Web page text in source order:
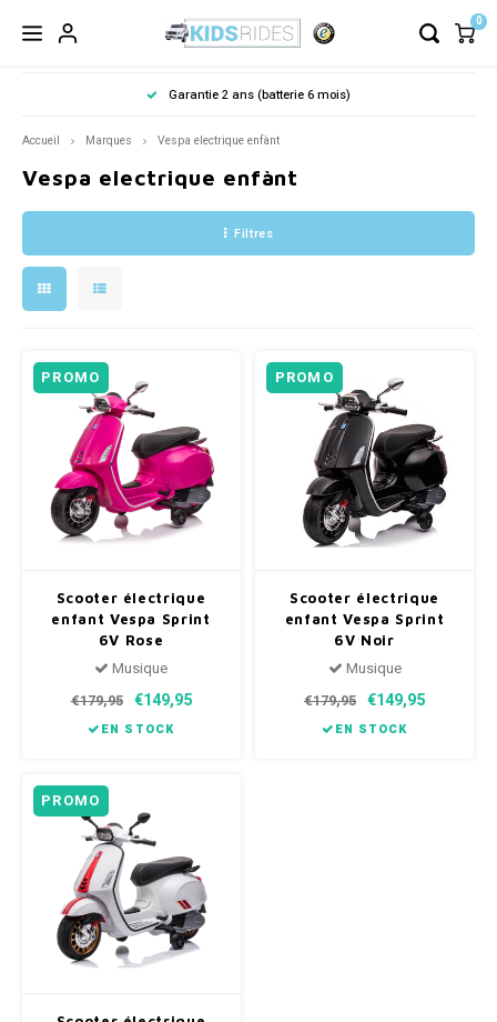
0
Garantie 2 ans (batterie 6 mois)
Accueil Marques Vespa electrique enfànt
Vespa electrique enfànt
Filtres
PROMO
Scooter électrique
enfant Vespa Sprint
6V Rose
Musique
€179,95 €149,95
EN STOCK
PROMO
Scooter électrique
enfant Vespa Sprint
6V Noir
Musique
€179,95 €149,95
EN STOCK
PROMO